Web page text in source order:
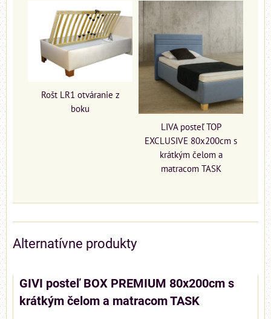
Rošt LR1 otváranie z
boku
LIVA posteľ TOP
EXCLUSIVE 80x200cm s
krátkým čelom a
matracom TASK
Alternatívne produkty
GIVI posteľ BOX PREMIUM 80x200cm s
krátkým čelom a matracom TASK